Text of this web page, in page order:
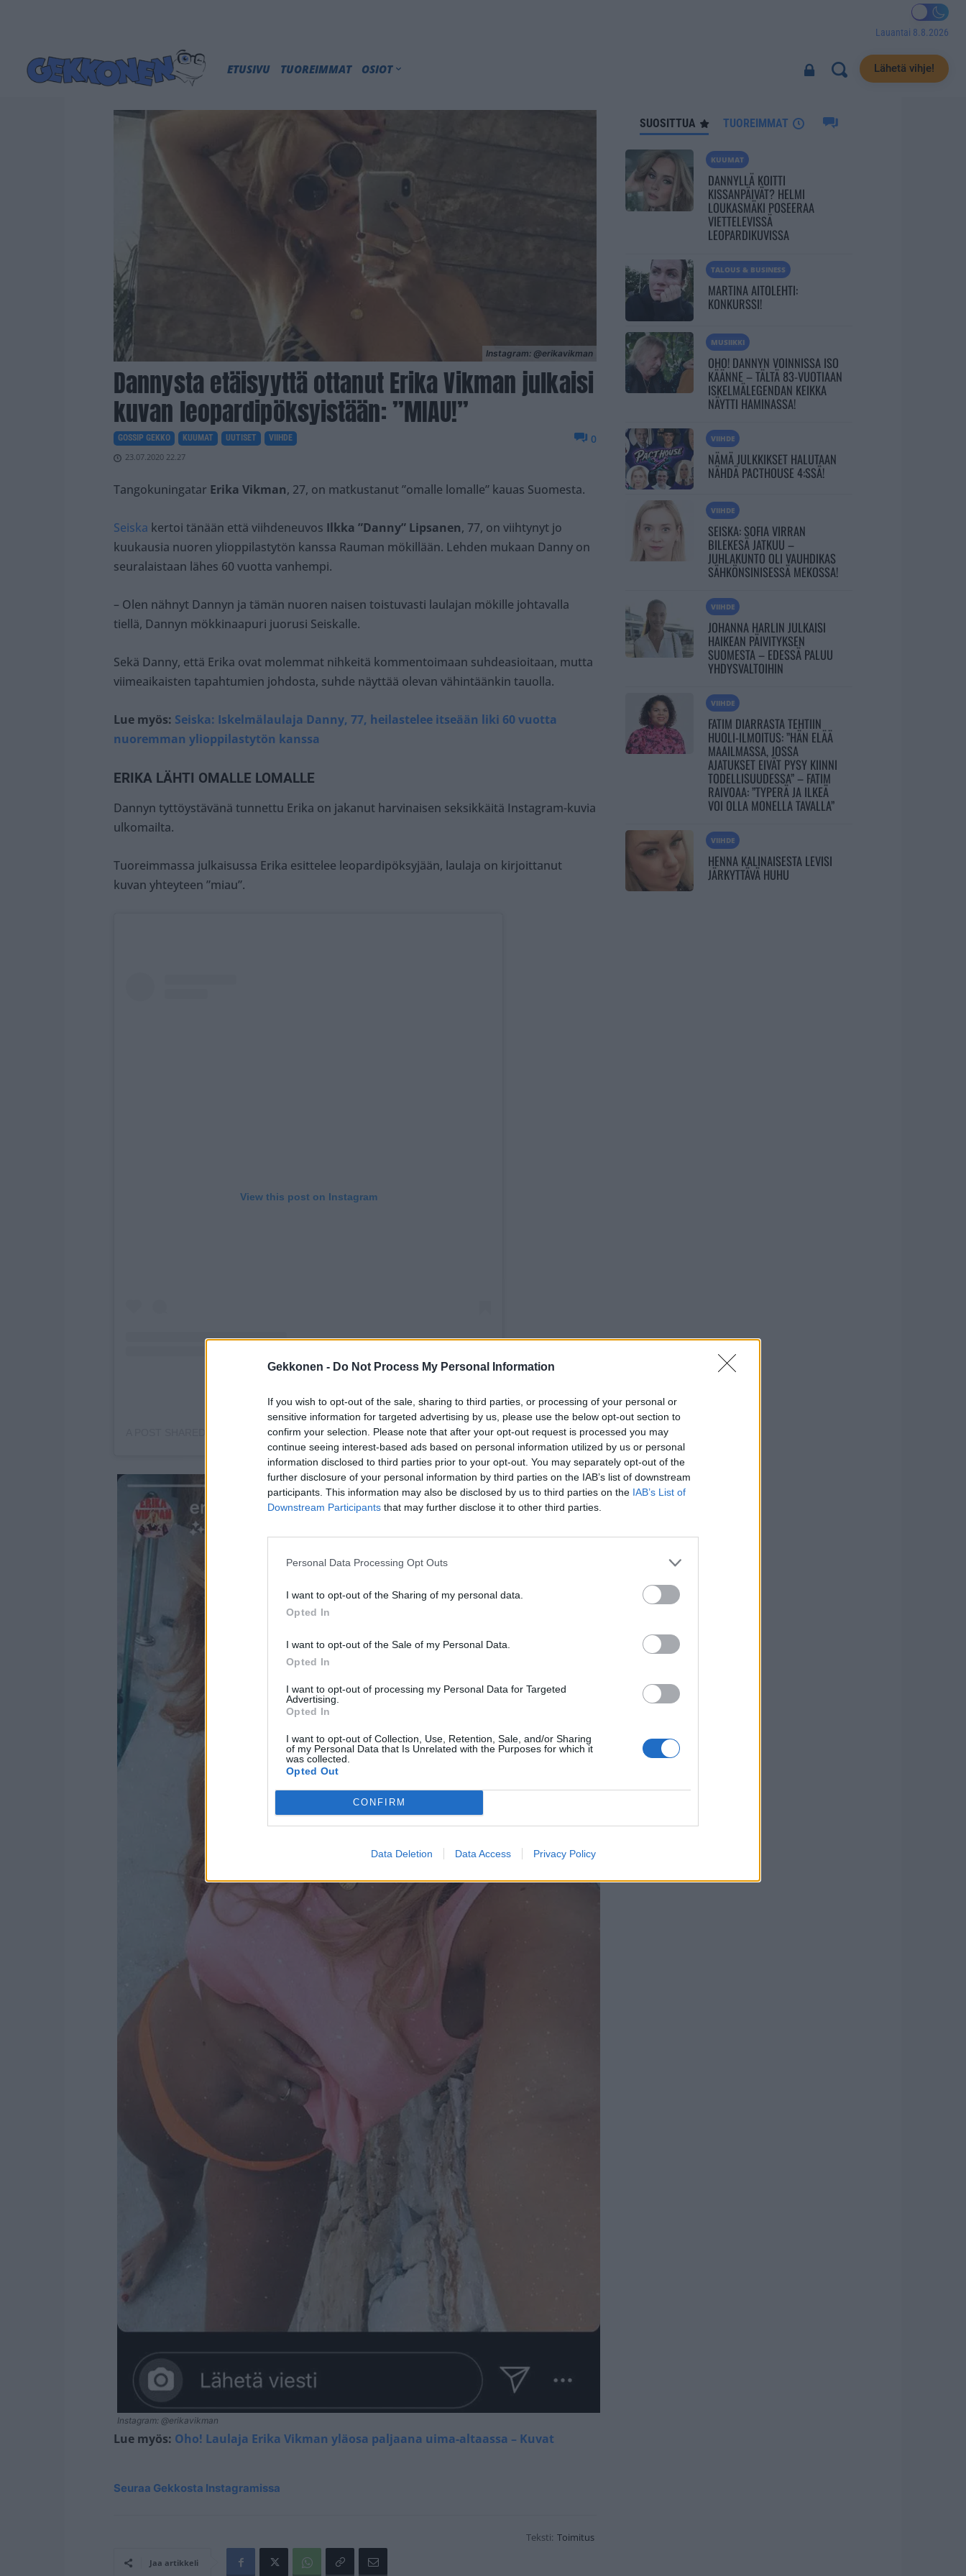
Gekkonen - Do Not Process My Personal Information
If you wish to opt-out of the sale, sharing to third parties, or processing of your personal or
sensitive information for targeted advertising by us, please use the below opt-out section to
confirm your selection. Please note that after your opt-out request is processed you may
continue seeing interest-based ads based on personal information utilized by us or personal
information disclosed to third parties prior to your opt-out. You may separately opt-out of the
further disclosure of your personal information by third parties on the IAB’s list of downstream
participants. This information may also be disclosed by us to third parties on the IAB’s List of
Downstream Participants that may further disclose it to other third parties.
Personal Data Processing Opt Outs
I want to opt-out of the Sharing of my personal data.
Opted In
I want to opt-out of the Sale of my Personal Data.
Opted In
I want to opt-out of processing my Personal Data for Targeted
Advertising.
Opted In
I want to opt-out of Collection, Use, Retention, Sale, and/or Sharing
of my Personal Data that Is Unrelated with the Purposes for which it
was collected.
Opted Out
CONFIRM
Data Deletion Data Access Privacy Policy
Lauantai 8.8.2026
ETUSIVU TUOREIMMAT OSIOT Lähetä vihje!
Instagram: @erikavikman
Dannysta etäisyyttä ottanut Erika Vikman julkaisi
kuvan leopardipöksyistään: ”MIAU!”
GOSSIP GEKKO KUUMAT UUTISET VIIHDE
23.07.2020 22.27
0
Tangokuningatar Erika Vikman, 27, on matkustanut ”omalle lomalle” kauas Suomesta.
Seiska kertoi tänään että viihdeneuvos Ilkka ”Danny” Lipsanen, 77, on viihtynyt jo
kuukausia nuoren ylioppilastytön kanssa Rauman mökillään. Lehden mukaan Danny on
seuralaistaan lähes 60 vuotta vanhempi.
– Olen nähnyt Dannyn ja tämän nuoren naisen toistuvasti laulajan mökille johtavalla
tiellä, Dannyn mökkinaapuri juorusi Seiskalle.
Sekä Danny, että Erika ovat molemmat nihkeitä kommentoimaan suhdeasioitaan, mutta
viimeaikaisten tapahtumien johdosta, suhde näyttää olevan vähintäänkin tauolla.
Lue myös: Seiska: Iskelmälaulaja Danny, 77, heilastelee itseään liki 60 vuotta
nuoremman ylioppilastytön kanssa
ERIKA LÄHTI OMALLE LOMALLE
Dannyn tyttöystävänä tunnettu Erika on jakanut harvinaisen seksikkäitä Instagram-kuvia
ulkomailta.
Tuoreimmassa julkaisussa Erika esittelee leopardipöksyjään, laulaja on kirjoittanut
kuvan yhteyteen ”miau”.
View this post on Instagram
A POST SHARED BY ERIKA VIKMAN (@ERIKAVIKMAN)ONJUL 22, 2020 AT 12:38AM PDT
Instagram: @erikavikman
Lue myös: Oho! Laulaja Erika Vikman yläosa paljaana uima-altaassa – Kuvat
Seuraa Gekkosta Instagramissa
Teksti: Toimitus
Jaa artikkeli
SUOSITTUA TUOREIMMAT
KUUMAT
DANNYLLÄ KOITTI
KISSANPÄIVÄT? HELMI
LOUKASMÄKI POSEERAA
VIETTELEVISSÄ
LEOPARDIKUVISSA
TALOUS & BUSINESS
MARTINA AITOLEHTI:
KONKURSSI!
MUSIIKKI
OHO! DANNYN VOINNISSA ISO
KÄÄNNE – TÄLTÄ 83-VUOTIAAN
ISKELMÄLEGENDAN KEIKKA
NÄYTTI HAMINASSA!
VIIHDE
NÄMÄ JULKKIKSET HALUTAAN
NÄHDÄ PACTHOUSE 4:SSÄ!
VIIHDE
SEISKA: SOFIA VIRRAN
BILEKESÄ JATKUU –
JUHLAKUNTO OLI VAUHDIKAS
SÄHKÖNSINISESSÄ MEKOSSA!
VIIHDE
JOHANNA HARLIN JULKAISI
HAIKEAN PÄIVITYKSEN
SUOMESTA – EDESSÄ PALUU
YHDYSVALTOIHIN
VIIHDE
FATIM DIARRASTA TEHTIIN
HUOLI-ILMOITUS: ”HÄN ELÄÄ
MAAILMASSA, JOSSA
AJATUKSET EIVÄT PYSY KIINNI
TODELLISUUDESSA” – FATIM
RAIVOAA: ”TYPERÄ JA ILKEÄ
VOI OLLA MONELLA TAVALLA”
VIIHDE
HENNA KALINAISESTA LEVISI
JÄRKYTTÄVÄ HUHU